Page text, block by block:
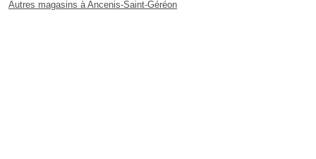
Autres magasins à Ancenis-Saint-Géréon